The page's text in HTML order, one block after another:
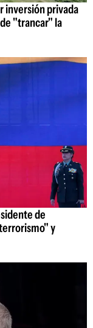
inversión privada
"trancar" la
de
y